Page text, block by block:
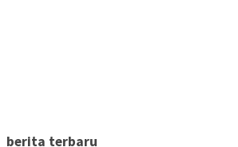
berita terbaru